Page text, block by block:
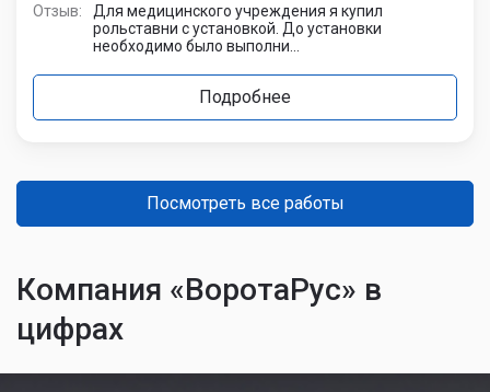
Отзыв:
Для медицинского учреждения я купил
рольставни с установкой. До установки
необходимо было выполни...
Подробнее
Посмотреть все работы
Компания «ВоротаРус» в
цифрах